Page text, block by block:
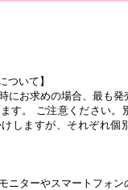
ついて】
にお求めの場合、最も
す。 ご注意ください。
しますが、それぞれ個
ニターやスマートフォン